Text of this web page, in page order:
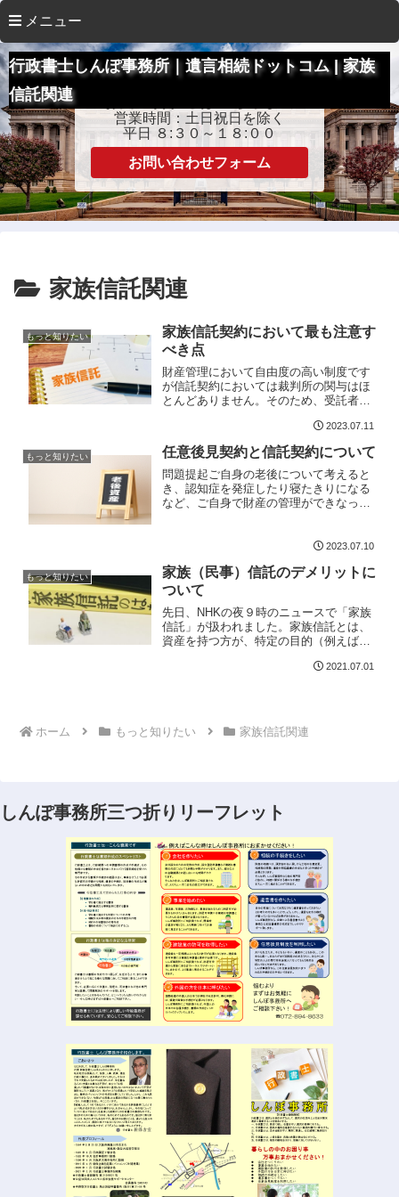
メニュー
行政書士しんぽ事務所｜遺言相続ドットコム | 家族
信託関連
営業時間：土日祝日を除く
平日 ８:３０～１８:００
お問い合わせフォーム
家族信託関連
もっと知りたい
家族信託契約において最も注意す
べき点
財産管理において自由度の高い制度です
が信託契約においては裁判所の関与はほ
とんどありません。そのため、受託者が
があります。そのことは脇においても、
なお委託者には契約書作成段階で注意す
べきことがあります。それ...
2023.07.11
もっと知りたい 任意後見契約と信託契約について
問題提起ご自身の老後について考えると
き、認知症を発症したり寝たきりになる
など、ご自身で財産の管理ができなった
ょうか。そのような中で、任意後見契約
2023.07.10
もっと知りたい
家族（民事）信託のデメリットに
ついて
先日、NHKの夜９時のニュースで「家族
信託」が扱われました。家族信託とは、
資産を持つ方が、特定の目的（例えば
金の管理及び給付」等）に従って、その
2021.07.01
ホーム もっと知りたい 家族信託関連
しんぽ事務所三つ折りリーフレット